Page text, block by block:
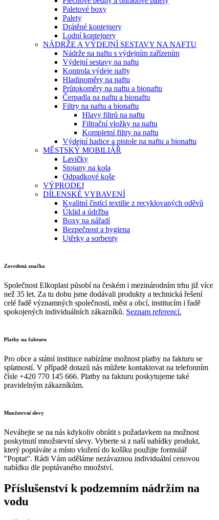
Paletové boxy
Palety
Drátěné kontejnery
Lodní kontejnery
NÁDRŽE A VÝDEJNÍ SESTAVY NA NAFTU
Nádrže na naftu s výdejním zařízením
Výdejní sestavy na naftu
Kontrola výdeje nafty
Hladinoměry na naftu
Průtokoměry na naftu a bionaftu
Čerpadla na naftu a bionaftu
Filtry na naftu a bionaftu
Hlavy filtrů na naftu
Filtrační vložky na naftu
Kompletní filtry na naftu
Výdejní hadice a pistole na naftu a bionaftu
MĚSTSKÝ MOBILIÁŘ
Lavičky
Stojany na kola
Odpadkové koše
VÝPRODEJ
DÍLENSKÉ VYBAVENÍ
Kvalitní čistící textilie z recyklovaných oděvů
Úklid a údržba
Boxy na nářadí
Bezpečnost a hygiena
Utěrky a sorbenty
Zavedená značka
Společnost Elkoplast působí na českém i mezinárodním trhu již více
než 35 let. Za tu dobu jsme dodávali produkty a technická řešení
celé řadě významných společností, měst a obcí, institucím i řadě
spokojených individuálních zákazníků. Seznam referencí.
Platby na fakturu
Pro obce a státní instituce nabízíme možnost platby na fakturu se
splatností. V případě dotazů nás můžete kontaktovat na telefonním
čísle +420 770 145 666. Platby na fakturu poskytujeme také
pravidelným zákazníkům.
Množstevní slevy
Neváhejte se na nás kdykoliv obrátit s požadavkem na možnost
poskytnutí množstevní slevy. Vyberte si z naší nabídky produkt,
který poptáváte a místo vložení do košíku použijte formulář
"Poptat". Rádi Vám uděláme nezávaznou individuální cenovou
nabídku dle poptávaného množství.
Příslušenství k podzemním nádržím na
vodu